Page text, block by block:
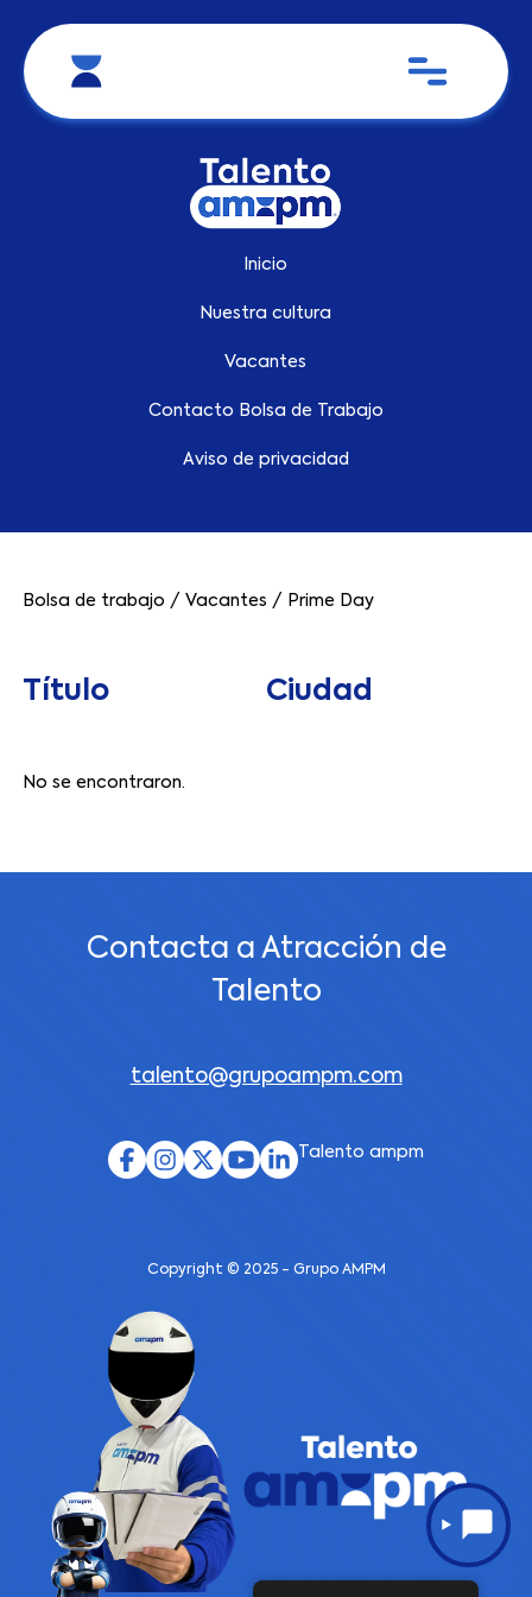
Inicio
Nuestra cultura
Vacantes
Contacto Bolsa de Trabajo
Aviso de privacidad
Bolsa de trabajo / Vacantes / Prime Day
Título Ciudad
No se encontraron.
Contacta a Atracción de
Talento
talento@grupoampm.com
Talento ampm
Copyright © 2025 - Grupo AMPM